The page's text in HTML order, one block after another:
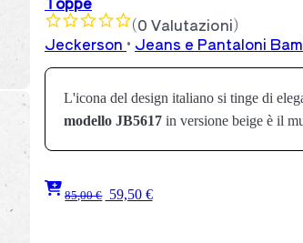
(0 Valutazioni)
Jeckerson • Jeans e Pantaloni
L'icona del design italiano si tinge di
modello JB5617 in versione beige è il
85,00 € 59,50 €